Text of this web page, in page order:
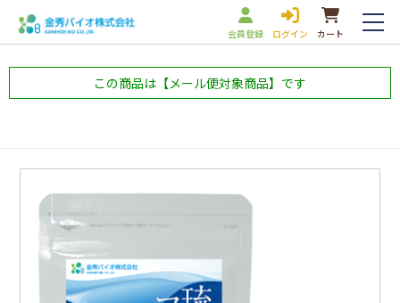
会員登録 ログイン カート
この商品は【メール便対象商品】です